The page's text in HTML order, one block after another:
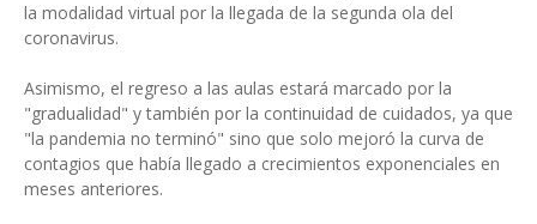
la modalidad virtual por la llegada de la segunda ola del
coronavirus.
Asimismo, el regreso a las aulas estará marcado por la
"gradualidad" y también por la continuidad de cuidados, ya que
"la pandemia no terminó" sino que solo mejoró la curva de
contagios que había llegado a crecimientos exponenciales en
meses anteriores.